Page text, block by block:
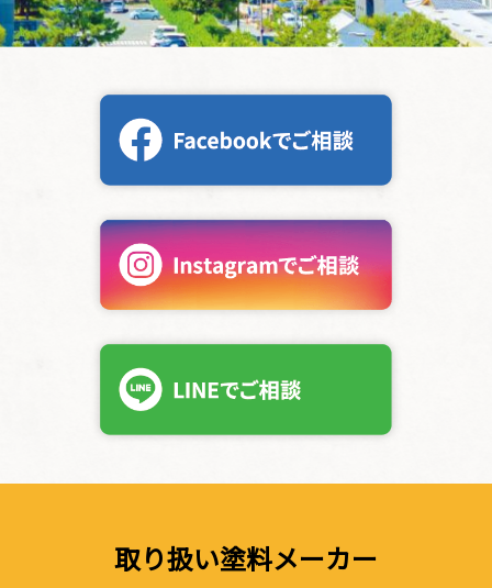
取り扱い塗料メーカー